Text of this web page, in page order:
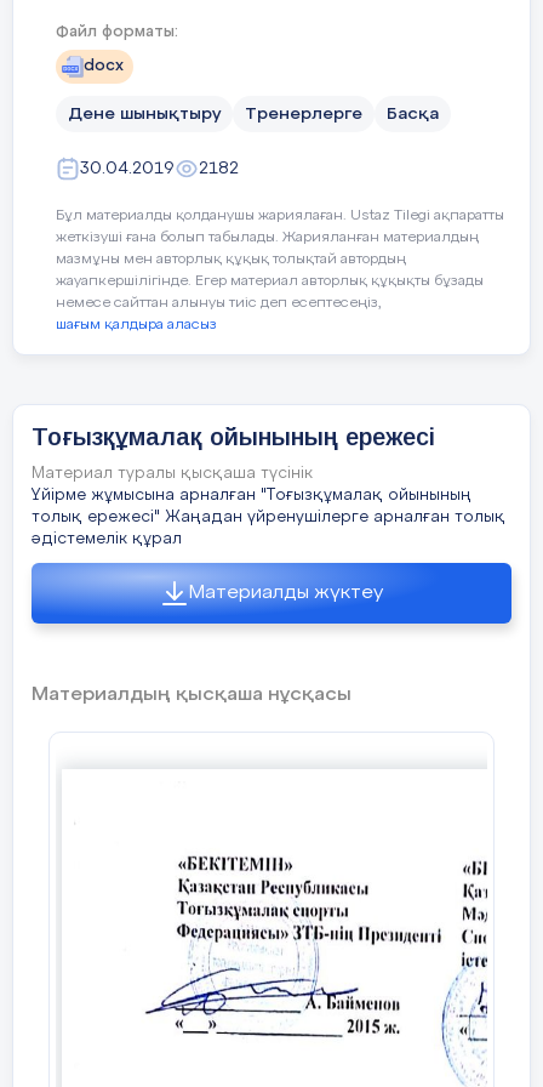
Файл форматы:
docx
Дене шынықтыру Тренерлерге Басқа
30.04.2019 2182
Бұл материалды қолданушы жариялаған. Ustaz Tilegi ақпаратты
жеткізуші ғана болып табылады. Жарияланған материалдың
мазмұны мен авторлық құқық толықтай автордың
жауапкершілігінде. Егер материал авторлық құқықты бұзады
немесе сайттан алынуы тиіс деп есептесеңіз,
шағым қалдыра аласыз
Тоғызқұмалақ ойынының ережесі
Материал туралы қысқаша түсінік
Үйірме жұмысына арналған "Тоғызқұмалақ ойынының
толық ережесі" Жаңадан үйренушілерге арналған толық
әдістемелік құрал
Материалды жүктеу
Материалдың қысқаша нұсқасы